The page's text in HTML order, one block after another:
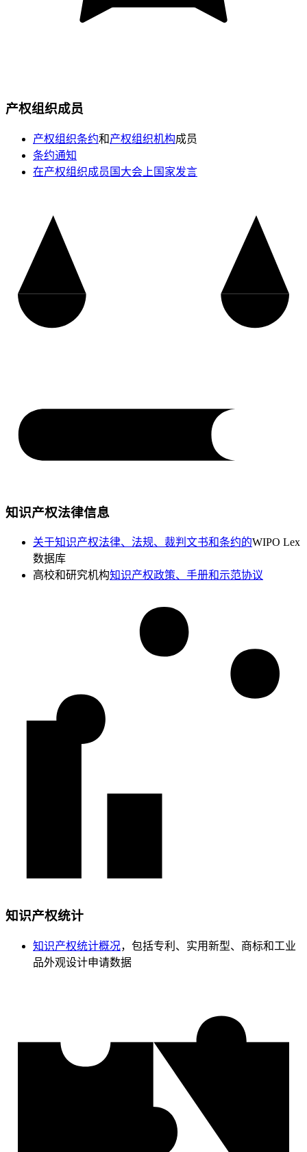
产权组织成员
产权组织条约和产权组织机构成员
条约通知
在产权组织成员国大会上国家发言
知识产权法律信息
关于知识产权法律、法规、裁判文书和条约的WIPO Lex
数据库
高校和研究机构知识产权政策、手册和示范协议
知识产权统计
知识产权统计概况，包括专利、实用新型、商标和工业
品外观设计申请数据